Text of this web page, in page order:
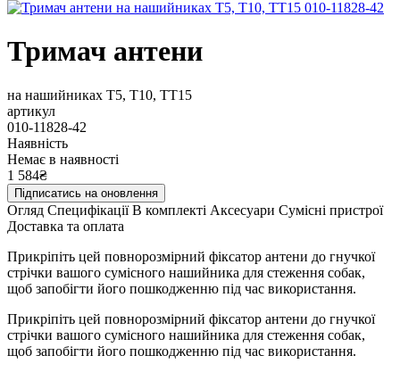
Тримач антени
на нашийниках T5, T10, TT15
артикул
010-11828-42
Наявність
Немає в наявності
1 584₴
Підписатись на оновлення
Огляд Специфікації В комплекті Аксесуари Сумісні пристрої
Доставка та оплата
Прикріпіть цей повнорозмірний фіксатор антени до гнучкої
стрічки вашого сумісного нашийника для стеження собак,
щоб запобігти його пошкодженню під час використання.
Прикріпіть цей повнорозмірний фіксатор антени до гнучкої
стрічки вашого сумісного нашийника для стеження собак,
щоб запобігти його пошкодженню під час використання.